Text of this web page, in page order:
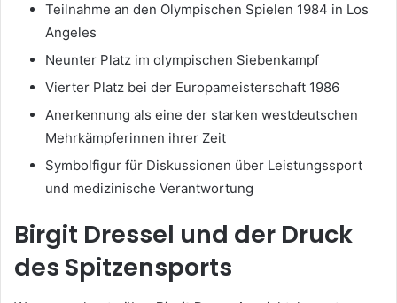
Teilnahme an den Olympischen Spielen 1984 in Los
Angeles
Neunter Platz im olympischen Siebenkampf
Vierter Platz bei der Europameisterschaft 1986
Anerkennung als eine der starken westdeutschen
Mehrkämpferinnen ihrer Zeit
Symbolfigur für Diskussionen über Leistungssport
und medizinische Verantwortung
Birgit Dressel und der Druck
des Spitzensports